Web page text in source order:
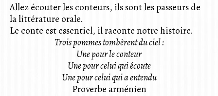
Allez écouter les conteurs, ils sont les passeurs de
la littérature orale.
Le conte est essentiel, il raconte notre histoire.
Trois pommes tombèrent du ciel :
Une pour le conteur
Une pour celui qui écoute
Une pour celui qui a entendu
Proverbe arménien